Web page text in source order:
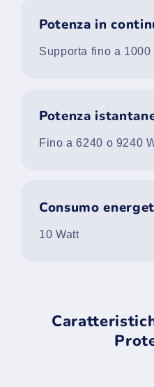
Potenza in
Supporta fino a
Potenza
Fino a 6240 o 9240
Consumo
10 Watt